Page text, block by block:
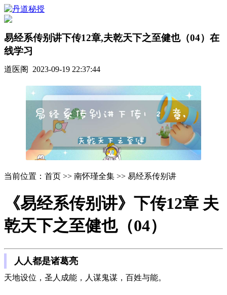
易经系传别讲下传12章,夫乾天下之至健也（04）在
线学习
道医阁 2023-09-19 22:37:44
当前位置：首页 >> 南怀瑾全集 >> 易经系传别讲
《易经系传别讲》下传12章 夫
乾天下之至健也（04）
人人都是诸葛亮
天地设位，圣人成能，人谋鬼谋，百姓与能。